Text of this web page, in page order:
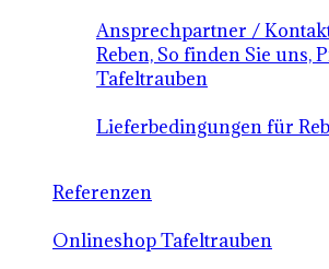
Ansprechpartner /
Reben, So finden Sie uns,
Tafeltrauben
Lieferbedingungen für
Referenzen
Onlineshop Tafeltrauben